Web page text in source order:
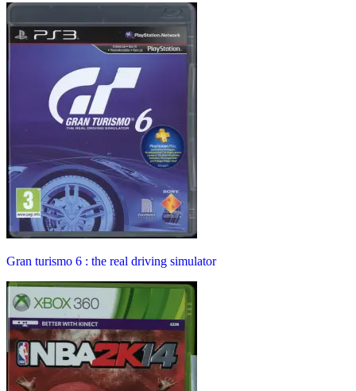
Gran turismo 6 : the real driving simulator